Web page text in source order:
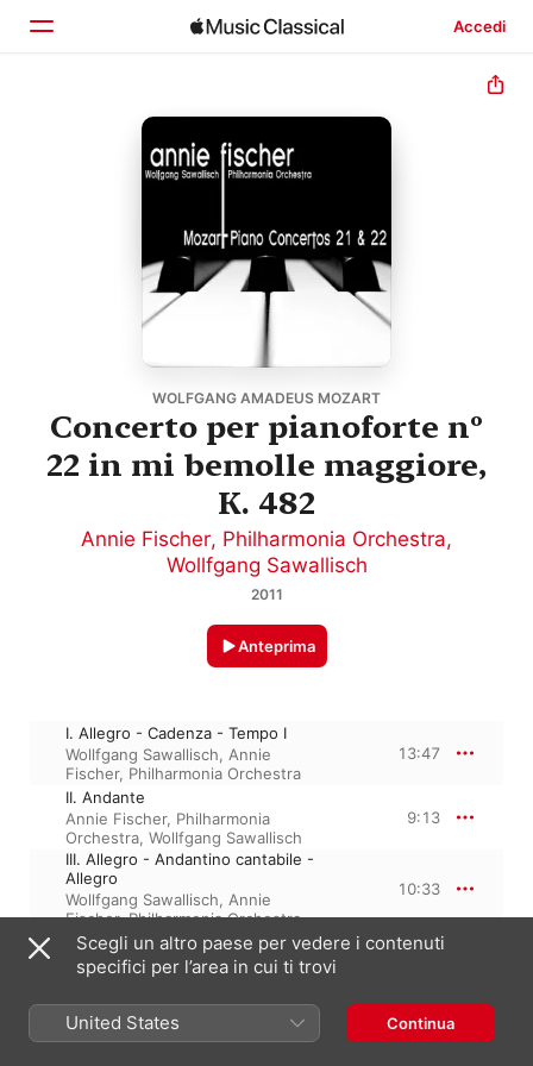
Accedi
WOLFGANG AMADEUS MOZART
Concerto per pianoforte nº
22 in mi bemolle maggiore,
K. 482
Annie Fischer, Philharmonia Orchestra,
Wollfgang Sawallisch
2011
Anteprima
I. Allegro - Cadenza - Tempo I
Wollfgang Sawallisch, Annie
Fischer, Philharmonia Orchestra
13:47
II. Andante
Annie Fischer, Philharmonia
Orchestra, Wollfgang Sawallisch
9:13
III. Allegro - Andantino cantabile -
Allegro
Wollfgang Sawallisch, Annie
Fischer,Philharmonia Orchestra
10:33
3 tracce, 33 minuti
℗ 2011 Past Classics
Scegli un altro paese per vedere i contenuti
specifici per l’area in cui ti trovi
United States Continua